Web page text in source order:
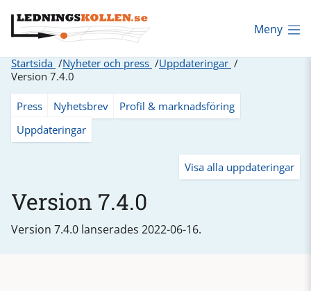
Meny
Startsida Nyheter och press
Uppdateringar
Version 7.4.0
Press Nyhetsbrev
Profil & marknadsföring
Uppdateringar
Visa alla uppdateringar
Version 7.4.0
Version 7.4.0 lanserades 2022-06-16.